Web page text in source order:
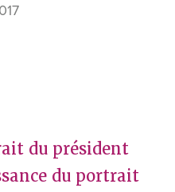
du président
du portrait